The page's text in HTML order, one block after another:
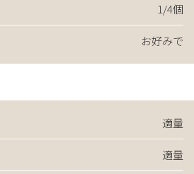
1/4個
お好みで
適量
適量